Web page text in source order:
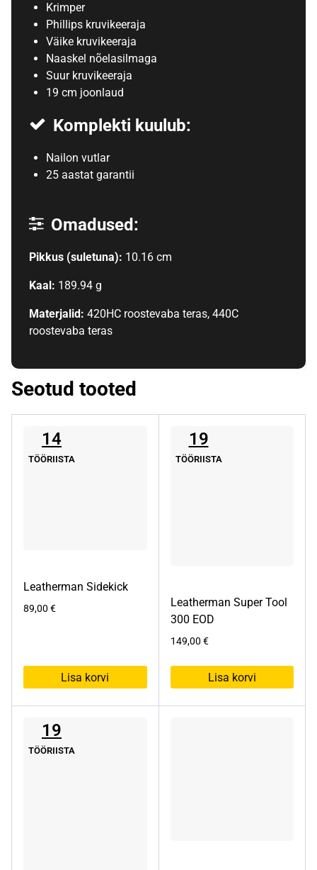
Krimper
Phillips kruvikeeraja
Väike kruvikeeraja
Naaskel nõelasilmaga
Suur kruvikeeraja
19 cm joonlaud
Komplekti kuulub:
Nailon vutlar
25 aastat garantii
Omadused:
Pikkus (suletuna): 10.16 cm
Kaal: 189.94 g
Materjalid: 420HC roostevaba teras, 440C
roostevaba teras
Seotud tooted
14
TÖÖRIISTA
Leatherman Sidekick
89,00 €
Lisa korvi
19
TÖÖRIISTA
Leatherman Super Tool
300 EOD
149,00 €
Lisa korvi
19
TÖÖRIISTA